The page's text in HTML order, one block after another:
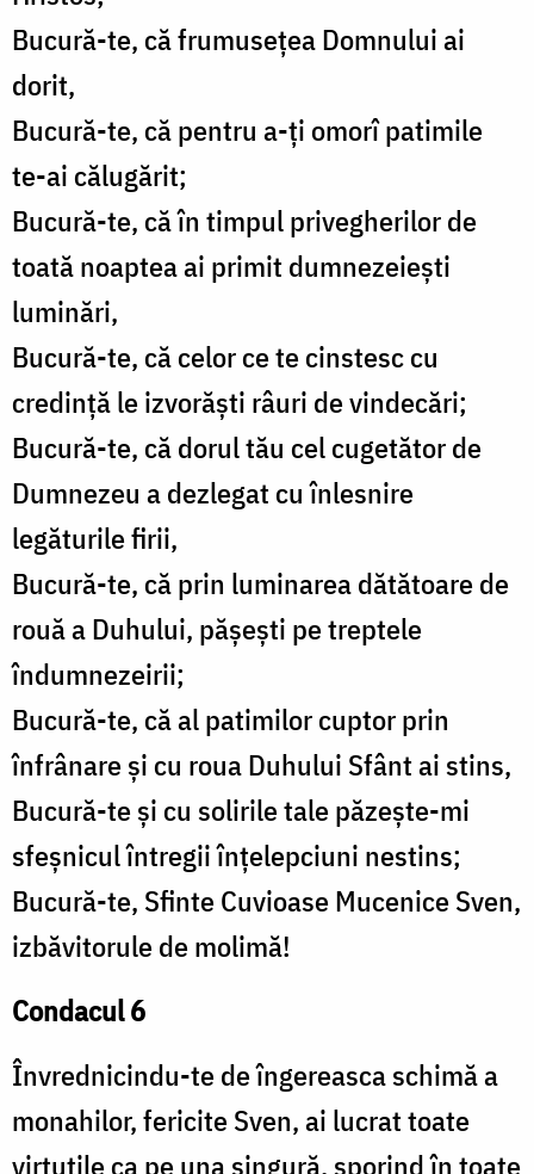
Bucură-te, că frumusețea Domnului ai
dorit,
Bucură-te, că pentru a-ți omorî patimile
te-ai călugărit;
Bucură-te, că în timpul privegherilor de
toată noaptea ai primit dumnezeiești
luminări,
Bucură-te, că celor ce te cinstesc cu
credință le izvorăști râuri de vindecări;
Bucură-te, că dorul tău cel cugetător de
Dumnezeu a dezlegat cu înlesnire
legăturile firii,
Bucură-te, că prin luminarea dătătoare de
rouă a Duhului, pășești pe treptele
îndumnezeirii;
Bucură-te, că al patimilor cuptor prin
înfrânare și cu roua Duhului Sfânt ai stins,
Bucură-te și cu solirile tale păzește-mi
sfeșnicul întregii înțelepciuni nestins;
Bucură-te, Sfinte Cuvioase Mucenice Sven,
izbăvitorule de molimă!
Condacul 6
Învrednicindu-te de îngereasca schimă a
monahilor, fericite Sven, ai lucrat toate
virtuțile ca pe una singură, sporind în toate